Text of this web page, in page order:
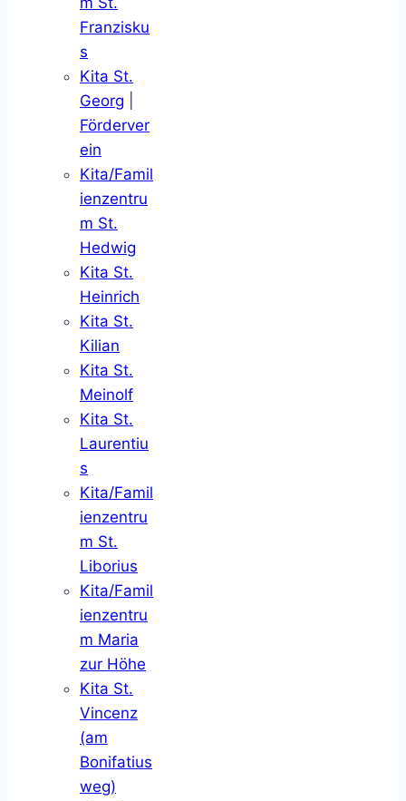
Franzisku
s
Kita St.
Georg
Förderver
ein
Kita/Famil
ienzentru
m St.
Hedwig
Kita St.
Heinrich
Kita St.
Kilian
Kita St.
Meinolf
Kita St.
Laurentiu
s
Kita/Famil
ienzentru
m St.
Liborius
Kita/Famil
ienzentru
m Maria
zur Höhe
Kita St.
Vincenz
(am
Bonifatius
weg)